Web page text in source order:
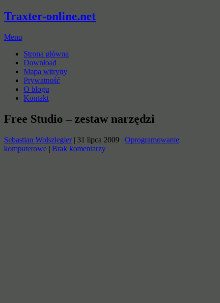
Traxter-online.net
Menu
Strona główna
Download
Mapa witryny
Prywatność
O blogu
Kontakt
Free Studio – zestaw narzędzi
Sebastian Wolszlegier| 31 lipca 2009 | Oprogramowanie
komputerowe | Brak komentarzy